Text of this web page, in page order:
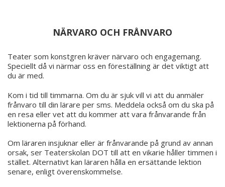
NÄRVARO OCH FRÅNVARO
Teater som konstgren kräver närvaro och engagemang.
Speciellt då vi närmar oss en föreställning är det viktigt att
du är med.
Kom i tid till timmarna. Om du är sjuk vill vi att du anmäler
frånvaro till din lärare per sms. Meddela också om du ska på
en resa eller vet att du kommer att vara frånvarande från
lektionerna på förhand.
Om läraren insjuknar eller är frånvarande på grund av annan
orsak, ser Teaterskolan DOT till att en vikarie håller timmen i
stället. Alternativt kan läraren hålla en ersättande lektion
senare, enligt överenskommelse.